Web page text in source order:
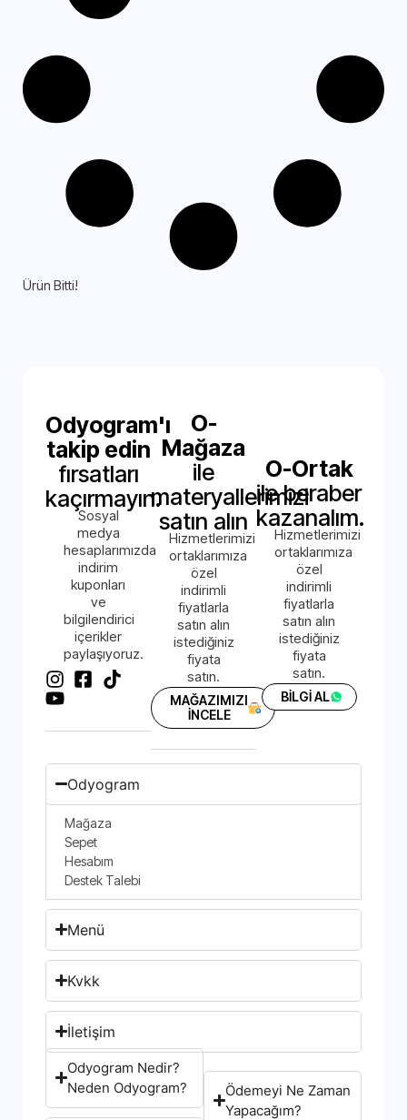
Ürün Bitti!
Odyogram'ı
takip edin
fırsatları
kaçırmayın.
Sosyal
medya
hesaplarımızda
indirim
kuponları
ve
bilgilendirici
içerikler
paylaşıyoruz.
O-
Mağaza
ile
materyallerimizi
satın alın
Hizmetlerimizi
ortaklarımıza
özel
indirimli
fiyatlarla
satın alın
istediğiniz
fiyata
satın.
MAĞAZIMIZI
İNCELE
O-Ortak
ile beraber
kazanalım.
Hizmetlerimizi
ortaklarımıza
özel
indirimli
fiyatlarla
satın alın
istediğiniz
fiyata
satın.
BİLGİ AL
Odyogram
Mağaza
Sepet
Hesabım
Destek Talebi
Menü
Kvkk
İletişim
Odyogram Nedir?
Neden Odyogram?
Ödemeyi Ne Zaman
Yapacağım?